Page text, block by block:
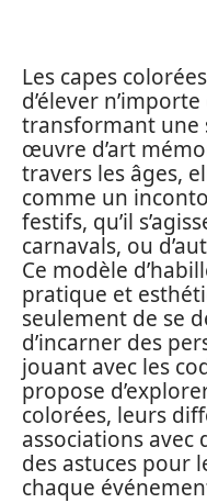
Les capes
d’élever
transformant une
œuvre d’art
travers les âges,
comme un
festifs, qu’il
carnavals, ou
Ce modèle
pratique et
seulement de se
d’incarner des
jouant avec les
propose
colorées, leurs
associations avec
des astuces pour
chaque